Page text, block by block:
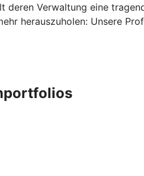
Verwaltung eine
herauszuholen: Unsere